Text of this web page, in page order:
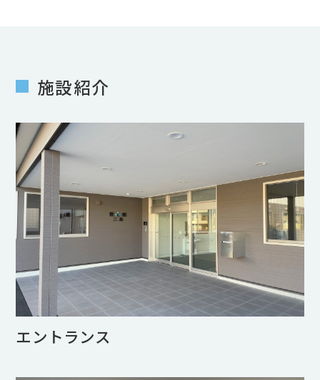
施設紹介
エントランス